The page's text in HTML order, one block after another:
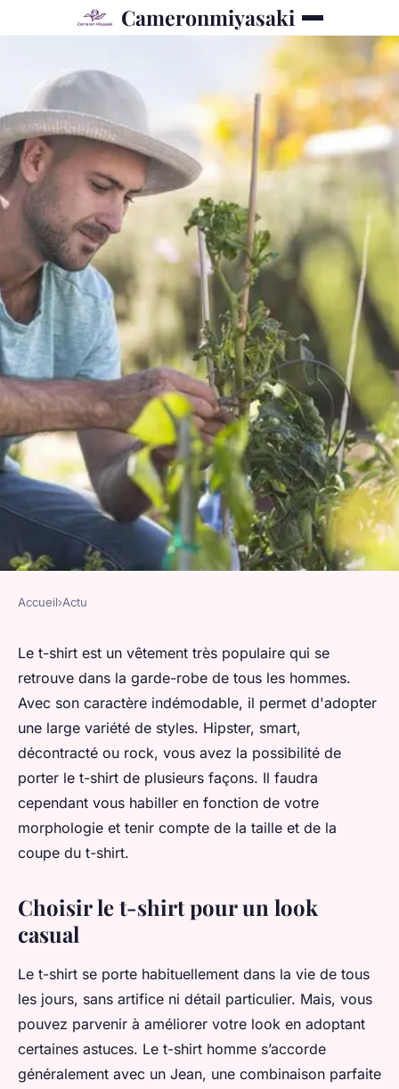
Cameronmiyasaki
T-shirt : les différents styles
possibles
valentin•13 janvier 2024•2 min de lecture
Accueil›Actu
Le t-shirt est un vêtement très populaire qui se
retrouve dans la garde-robe de tous les hommes.
Avec son caractère indémodable, il permet d'adopter
une large variété de styles. Hipster, smart,
décontracté ou rock, vous avez la possibilité de
porter le t-shirt de plusieurs façons. Il faudra
cependant vous habiller en fonction de votre
morphologie et tenir compte de la taille et de la
coupe du t-shirt.
Choisir le t-shirt pour un look
casual
Le t-shirt se porte habituellement dans la vie de tous
les jours, sans artifice ni détail particulier. Mais, vous
pouvez parvenir à améliorer votre look en adoptant
certaines astuces. Le t-shirt homme s’accorde
généralement avec un Jean, une combinaison parfaite